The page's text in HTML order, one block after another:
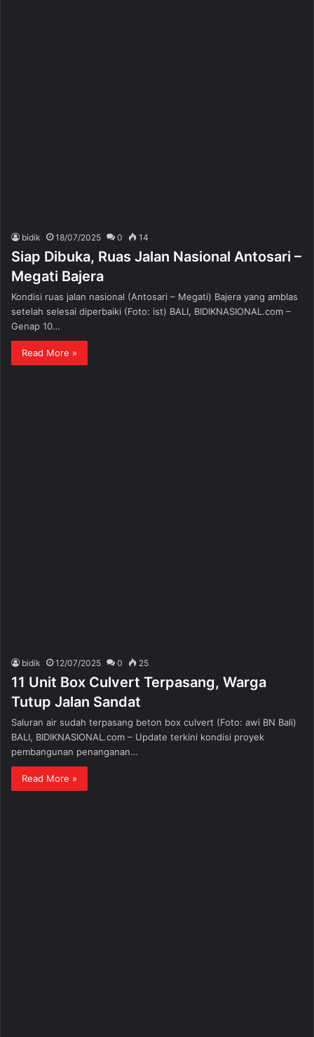
bidik 18/07/2025 0 14
Siap Dibuka, Ruas Jalan Nasional Antosari –
Megati Bajera
Kondisi ruas jalan nasional (Antosari – Megati) Bajera yang amblas
setelah selesai diperbaiki (Foto: ist) BALI, BIDIKNASIONAL.com –
Genap 10…
Read More »
bidik 12/07/2025 0 25
11 Unit Box Culvert Terpasang, Warga
Tutup Jalan Sandat
Saluran air sudah terpasang beton box culvert (Foto: awi BN Bali)
BALI, BIDIKNASIONAL.com – Update terkini kondisi proyek
pembangunan penanganan…
Read More »